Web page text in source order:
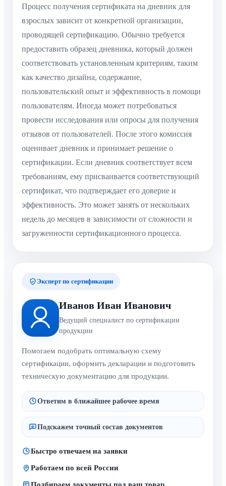
Процесс получения сертификата на дневник для
взрослых зависит от конкретной организации,
проводящей сертификацию. Обычно требуется
предоставить образец дневника, который должен
соответствовать установленным критериям, таким
как качество дизайна, содержание,
пользовательский опыт и эффективность в помощи
пользователям. Иногда может потребоваться
провести исследования или опросы для получения
отзывов от пользователей. После этого комиссия
оценивает дневник и принимает решение о
сертификации. Если дневник соответствует всем
требованиям, ему присваивается соответствующий
сертификат, что подтверждает его доверие и
эффективность. Это может занять от нескольких
недель до месяцев в зависимости от сложности и
загруженности сертификационного процесса.
Эксперт по сертификации
Иванов Иван Иванович
Ведущий специалист по сертификации
продукции
Помогаем подобрать оптимальную схему
сертификации, оформить декларации и подготовить
техническую документацию для продукции.
Ответим в ближайшее рабочее время
Подскажем точный состав документов
Быстро отвечаем на заявки
Работаем по всей России
Подбираем документы под ваш товар